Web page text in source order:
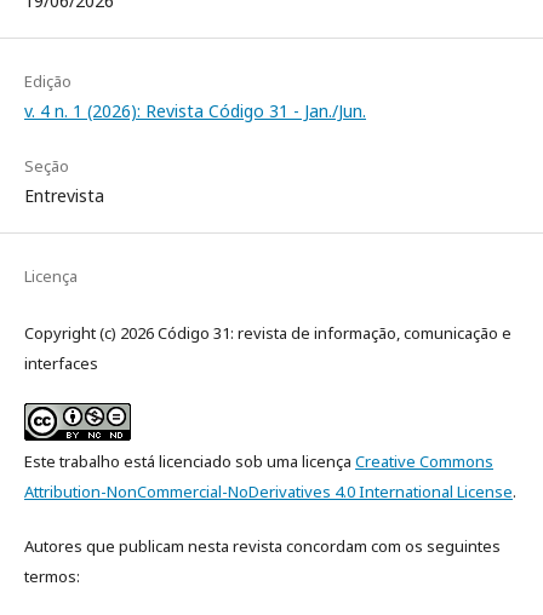
Edição
v. 4 n. 1 (2026): Revista Código 31 - Jan./Jun.
Seção
Entrevista
Licença
Copyright (c) 2026 Código 31: revista de informação, comunicação e
interfaces
Este trabalho está licenciado sob uma licença Creative Commons
Attribution-NonCommercial-NoDerivatives 4.0 International License.
Autores que publicam nesta revista concordam com os seguintes
termos: